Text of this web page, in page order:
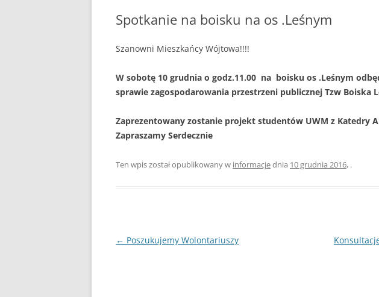
PLAN ODNOWY WÓJTOWA
SCHRONISKO W TOMARYNACH
WÓJTOWIE
KOŚCIUSZKOWCY Z WÓJTOWA
Spotkanie na boisku na os .Leśnym
Szanowni Mieszkańcy Wójtowa!!!!
W sobotę 10 grudnia o godz.11.00 na boisku os .Leśnym
sprawie zagospodarowania przestrzeni publicznej Tzw Boiska
Zaprezentowany zostanie projekt studentów UWM z Katedry
Zapraszamy Serdecznie
Ten wpis został opublikowany w informacjednia 10 grudnia 2016, .
Nawigacja
← Poszukujemy Wolontariuszy